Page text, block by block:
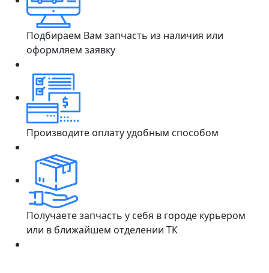
Подбираем Вам запчасть из наличия или
оформляем заявку
Производите оплату удобным способом
Получаете запчасть у себя в городе курьером
или в ближайшем отделении ТК